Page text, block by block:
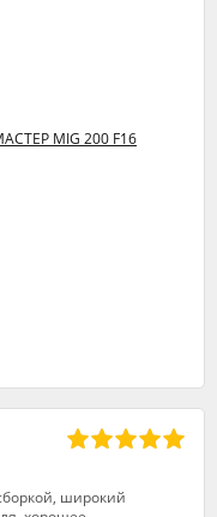
MIG 200 F16
широкий